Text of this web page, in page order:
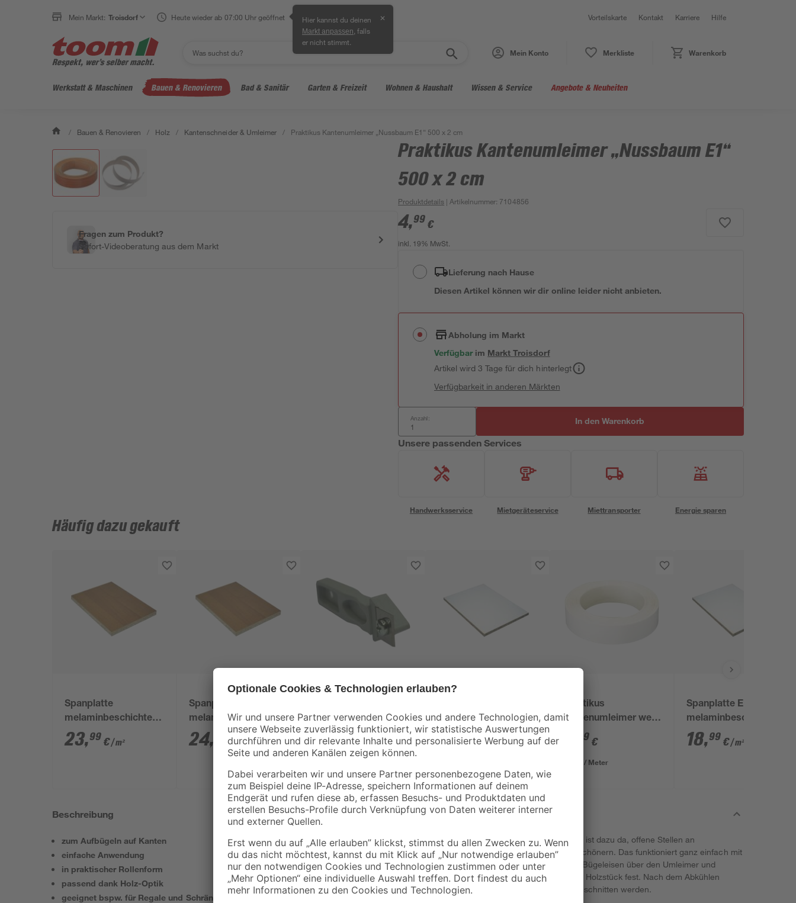
Mein Markt: Troisdorf Heute wieder ab 07:00 Uhr geöffnet Hier kannst du deinen
Markt anpassen , falls
er nicht stimmt.
✕ Vorteilskarte Kontakt Karriere Hilfe
Mein Konto Merkliste Warenkorb
Werkstatt & Maschinen Bauen & Renovieren Bad & Sanitär Garten & Freizeit Wohnen & Haushalt Wissen & Service Angebote & Neuheiten
/ Bauen & Renovieren / Holz / Kantenschneider & Umleimer / Praktikus Kantenumleimer „Nussbaum E1“ 500 x 2 cm
Fragen zum Produkt?
Sofort-Videoberatung aus dem Markt
Praktikus Kantenumleimer „Nussbaum E1“
500 x 2 cm
Produktdetails | Artikelnummer: 7104856
4,99 €
inkl. 19% MwSt.
Lieferung nach Hause
Diesen Artikel können wir dir online leider nicht anbieten.
Abholung im Markt
Verfügbar im MarktTroisdorf
Artikel wird 3 Tage für dich hinterlegt
Verfügbarkeit in anderen Märkten
Anzahl: In den Warenkorb
Unsere passenden Services
Handwerksservice Mietgeräteservice Miettransporter Energie sparen
Häufig dazu gekauft
Spanplatte
melaminbeschichtet
2800 x 2070 x 16 mm
23,99 €/ m²
Spanplatte
melaminbeschichtet
2800 x 2070 x 19 mm
24, €/ m²
Kantenschneider für
Umleimer
5,49€
melaminbeschichtet
2800 x 2070 x 16 mm
17,99€/ m²
Praktikus
Kantenumleimer weiß
500 x 2 cm
99 €
1,00 € / Meter
Spanplatte E1
melaminbeschichtet
2800 x 2070 x 19 mm
18,99 €/ m²
Beschreibung
zum Aufbügeln auf Kanten
einfache Anwendung
in praktischer Rollenform
passend dank Holz-Optik
geeignet bspw. für Regale und Schränke
Der Kantenumleimer im Farbton „Nussbaum E1“ ist dazu da, offene Stellen an
Arbeitsplatten aller Art zu verkleiden und zu verschönern. Das funktioniert ganz einfach mit
einem warmen Bügeleisen. Fahren Sie mit dem Bügeleisen über den Umleimer und
streichen Sie ihn anschließend mit einem glatten Holzstück fest. Nach dem Abkühlen
sollten überstehende Kanten abgefeilt oder abgeschnitten werden.